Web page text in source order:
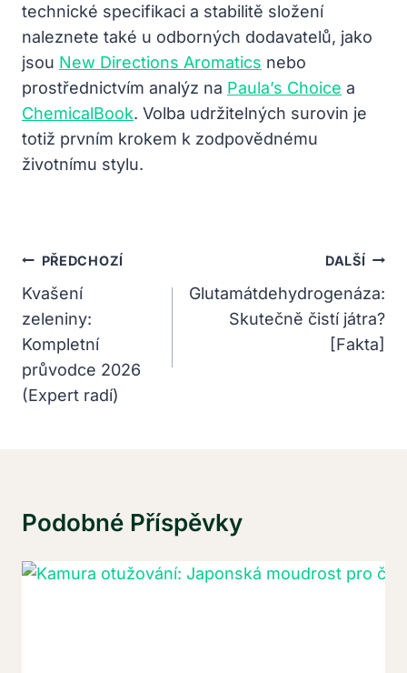
technické specifikaci a stabilitě složení
naleznete také u odborných dodavatelů, jako
jsou New Directions Aromatics nebo
prostřednictvím analýz na Paula’s Choice a
ChemicalBook. Volba udržitelných surovin je
totiž prvním krokem k zodpovědnému
životnímu stylu.
Navigace
Pro
Příspěvek
PŘEDCHOZÍ
Kvašení
zeleniny:
Kompletní
průvodce 2026
(Expert radí)
DALŠÍ
Glutamátdehydrogenáza:
Skutečně čistí játra?
[Fakta]
Podobné Příspěvky